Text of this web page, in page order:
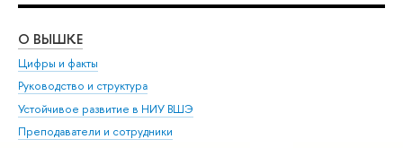
О ВЫШКЕ
Цифры и факты
Руководство и структура
Устойчивое развитие в НИУ ВШЭ
Преподаватели и сотрудники